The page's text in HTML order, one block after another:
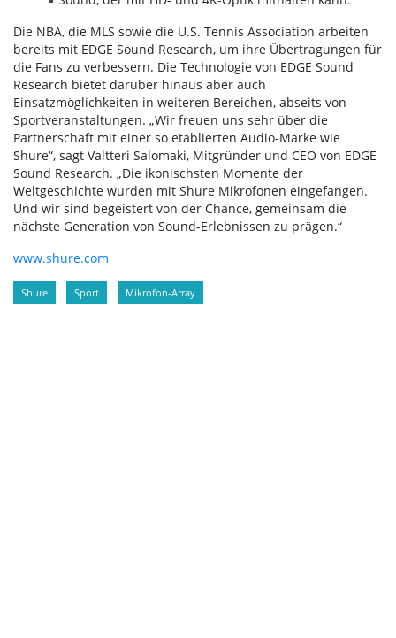
Die NBA, die MLS sowie die U.S. Tennis Association arbeiten
bereits mit EDGE Sound Research, um ihre Übertragungen für
die Fans zu verbessern. Die Technologie von EDGE Sound
Research bietet darüber hinaus aber auch
Einsatzmöglichkeiten in weiteren Bereichen, abseits von
Sportveranstaltungen. „Wir freuen uns sehr über die
Partnerschaft mit einer so etablierten Audio-Marke wie
Shure“, sagt Valtteri Salomaki, Mitgründer und CEO von EDGE
Sound Research. „Die ikonischsten Momente der
Weltgeschichte wurden mit Shure Mikrofonen eingefangen.
Und wir sind begeistert von der Chance, gemeinsam die
nächste Generation von Sound-Erlebnissen zu prägen.“
www.shure.com
Shure Sport Mikrofon-Array